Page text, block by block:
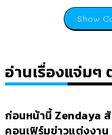
Show
อ่านเรื่องแจ่มๆ
ก่อนหน้านี้ Zendaya
คอนเฟิร์มข่าวแต่งงา